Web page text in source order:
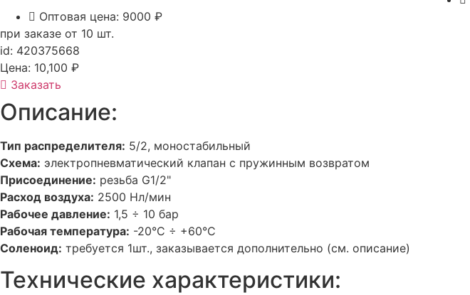
Оптовая цена: 9000 ₽
при заказе от 10 шт.
id: 420375668
Цена: 10,100 ₽
Заказать
Описание:
Тип распределителя: 5/2, моностабильный
Схема: электропневматический клапан с пружинным возвратом
Присоединение: резьба G1/2"
Расход воздуха: 2500 Нл/мин
Рабочее давление: 1,5 ÷ 10 бар
Рабочая температура: -20°C ÷ +60°C
Соленоид: требуется 1шт., заказывается дополнительно (см. описание)
Технические характеристики: